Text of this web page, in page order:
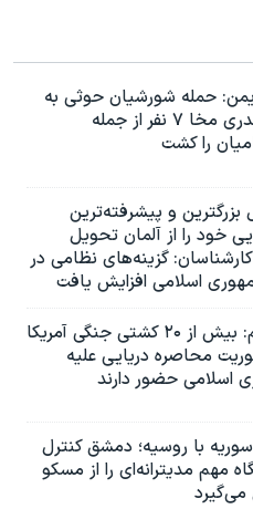
حمله شورشیان حوثی به
شهر بندری مخا ۷ نفر از جمله
را کشت
بزرگترین و پیشرفته‌ترین
خود را از آلمان تحویل
گزینه‌های نظامی در
اسلامی افزایش یافت
سنتکام: بیش از ۲۰ کشتی جنگی آمریکا
محاصره دریایی علیه
اسلامی حضور دارند
با روسیه؛ دمشق کنترل
مهم مدیترانه‌ای را از مسکو